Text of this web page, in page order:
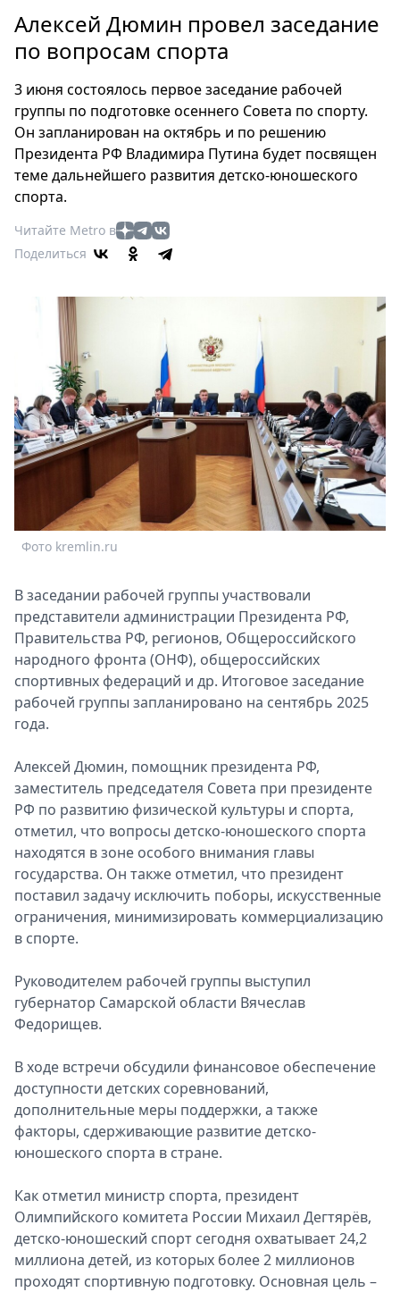
Россия
Мир
Еда
Туризм
Мода
Театр
Афиша
Книги
Пресс-
О
Metro
Стримы
Спецпроекты
Звезды
Выборы
2026
Скачай
Metro
Алексей Дюмин провел заседание
по вопросам спорта
3 июня состоялось первое заседание рабочей
группы по подготовке осеннего Совета по спорту.
Он запланирован на октябрь и по решению
Президента РФ Владимира Путина будет посвящен
теме дальнейшего развития детско-юношеского
спорта.
Читайте Metro в
Поделиться
Фото kremlin.ru
В заседании рабочей группы участвовали
представители администрации Президента РФ,
Правительства РФ, регионов, Общероссийского
народного фронта (ОНФ), общероссийских
спортивных федераций и др. Итоговое заседание
рабочей группы запланировано на сентябрь 2025
года.
Алексей Дюмин, помощник президента РФ,
заместитель председателя Совета при президенте
РФ по развитию физической культуры и спорта,
отметил, что вопросы детско-юношеского спорта
находятся в зоне особого внимания главы
государства. Он также отметил, что президент
поставил задачу исключить поборы, искусственные
ограничения, минимизировать коммерциализацию
в спорте.
Руководителем рабочей группы выступил
губернатор Самарской области Вячеслав
Федорищев.
В ходе встречи обсудили финансовое обеспечение
доступности детских соревнований,
дополнительные меры поддержки, а также
факторы, сдерживающие развитие детско-
юношеского спорта в стране.
Как отметил министр спорта, президент
Олимпийского комитета России Михаил Дегтярёв,
детско-юношеский спорт сегодня охватывает 24,2
миллиона детей, из которых более 2 миллионов
проходят спортивную подготовку. Основная цель –